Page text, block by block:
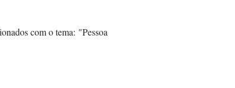
com o tema: "Pessoa